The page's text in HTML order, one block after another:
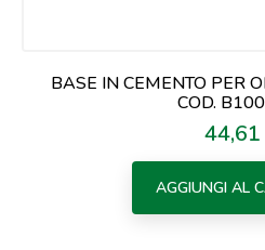
BASE IN CEMENTO PER
COD.
Prezzo
AGGIUNGI AL